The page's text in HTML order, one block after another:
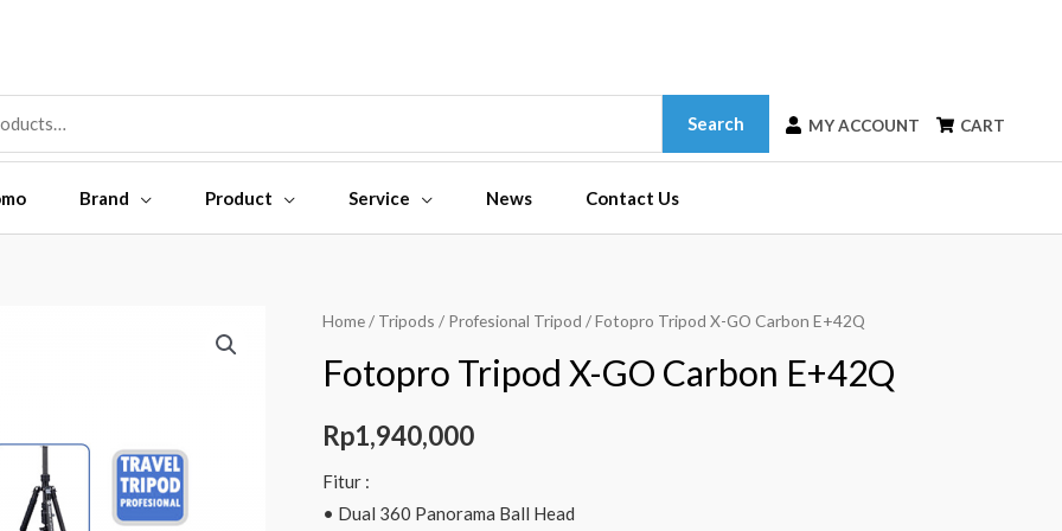
Search MY ACCOUNT CART
Brand Product Service News Contact Us
Home/ Tripods / Profesional Tripod / Fotopro Tripod X-GO Carbon E+42Q
Fotopro Tripod X-GO Carbon E+42Q
Rp1,940,000
Fitur :
• Dual 360 Panorama Ball Head
Fotopro
X-
Carbon
E+42Q
quantity